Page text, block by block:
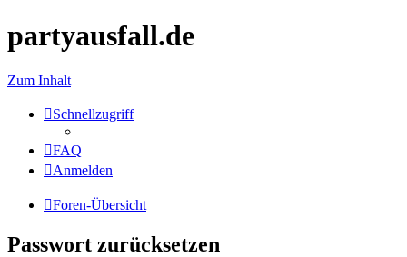
partyausfall.de
Zum Inhalt
Schnellzugriff
FAQ
Anmelden
Foren-Übersicht
Passwort zurücksetzen